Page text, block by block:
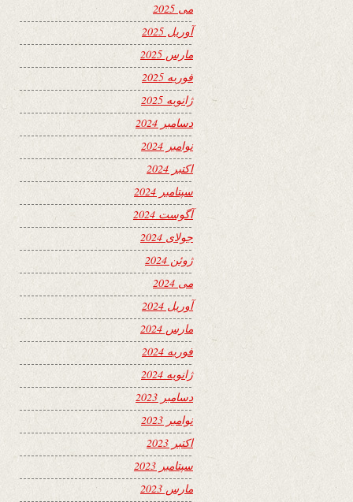
می 2025
آوریل 2025
مارس 2025
فوریه 2025
ژانویه 2025
دسامبر 2024
نوامبر 2024
اکتبر 2024
سپتامبر 2024
آگوست 2024
جولای 2024
ژوئن 2024
می 2024
آوریل 2024
مارس 2024
فوریه 2024
ژانویه 2024
دسامبر 2023
نوامبر 2023
اکتبر 2023
سپتامبر 2023
مارس 2023